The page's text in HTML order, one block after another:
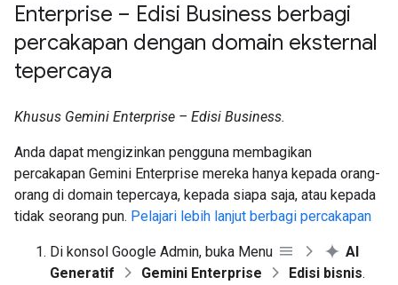
Enterprise – Edisi Business berbagi
percakapan dengan domain eksternal
tepercaya
Khusus Gemini Enterprise – Edisi Business.
Anda dapat mengizinkan pengguna membagikan
percakapan Gemini Enterprise mereka hanya kepada orang-
orang di domain tepercaya, kepada siapa saja, atau kepada
tidak seorang pun. Pelajari lebih lanjut berbagi percakapan
Di konsol Google Admin, buka Menu
AI
Generatif
Gemini Enterprise Edisi bisnis.